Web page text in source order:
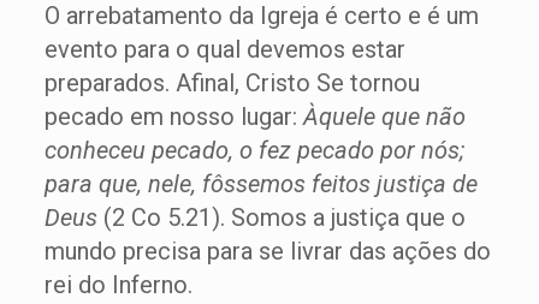
O arrebatamento da Igreja é certo e é um
evento para o qual devemos estar
preparados. Afinal, Cristo Se tornou
pecado em nosso lugar:Àquele que não
conheceu pecado, o fez pecado por nós;
para que, nele, fôssemos feitos justiça de
Deus (2 Co 5.21). Somos a justiça que o
mundo precisa para se livrar das ações do
rei do Inferno.